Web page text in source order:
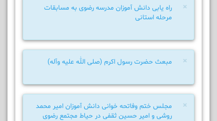
×
راه یابی دانش آموزان مدرسه رضوی به مسابقات
مرحله استانی
× مبعث حضرت رسول اکرم (صلی الله علیه وآله)
×
مجلس ختم وفاتحه خوانی دانش آموزان امیر محمد
روشی و امیر حسین ثقفی در حیاط مجتمع رضوی